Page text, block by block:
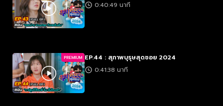
0:40:49 นาที
PREMIUM EP.44 : สุภาพบุรุษสุดซอย 2024
0:41:38 นาที